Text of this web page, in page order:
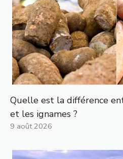
Quelle est la différence
et les ignames ?
9 août 2026